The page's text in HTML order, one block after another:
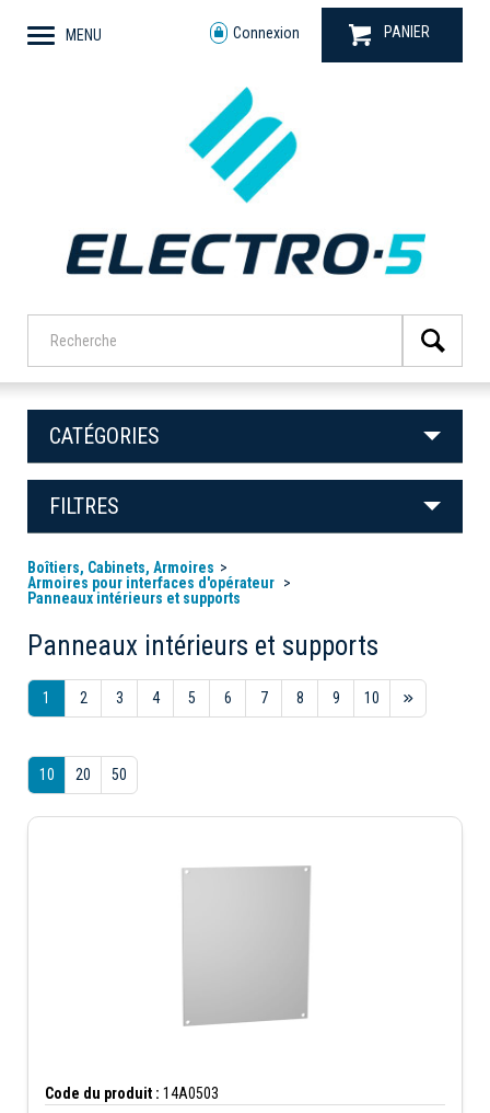
MENU Connexion PANIER
CATÉGORIES
FILTRES
Boîtiers, Cabinets, Armoires
Armoires pour interfaces d'opérateur
Panneaux intérieurs et supports
Panneaux intérieurs et supports
1 2 3 4 5 6 7 8 9 10
10 20 50
Code du produit : 14A0503